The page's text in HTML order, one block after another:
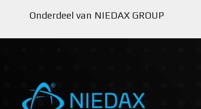
Onderdeel van NIEDAX GROUP